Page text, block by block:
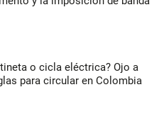
o cicla eléctrica? Ojo a
para circular en Colombia